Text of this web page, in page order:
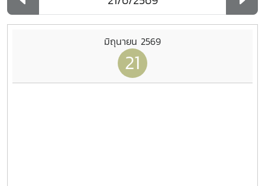
มิถุนายน 2569
21